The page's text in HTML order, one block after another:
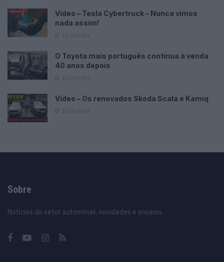
Vídeo – Tesla Cybertruck – Nunca vimos
nada assim!
O Toyota mais português continua à venda
40 anos depois
Vídeo – Os renovados Skoda Scala e Kamiq
Sobre
Noticias do setor automóvel, novidades e ensaios.